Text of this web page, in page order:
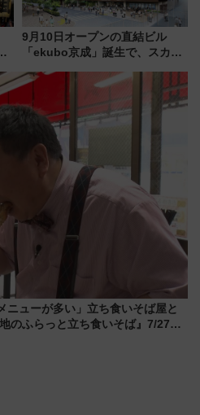
9月10日オープンの直結ビル
「ekubo京成」誕生で、スカイ
新鎌ヶ谷はどう変わる？ 全テナ
ニューが多い」立ち食いそば屋と
のふらっと立ち食いそば』7/27夜